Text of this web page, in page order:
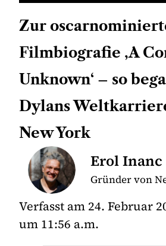
Zur
Filmbiografie ‚A
Unknown‘ – so
Dylans
New York
Erol Inanc
Gründer von
Verfasst am 24. Februar
um 11:56 a.m.